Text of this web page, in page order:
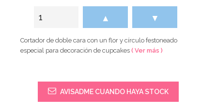
▲ ▼
Cortador de doble cara con un flor y círculo festoneado
especial para decoración de cupcakes( Ver más )
AVISADME CUANDO HAYA STOCK